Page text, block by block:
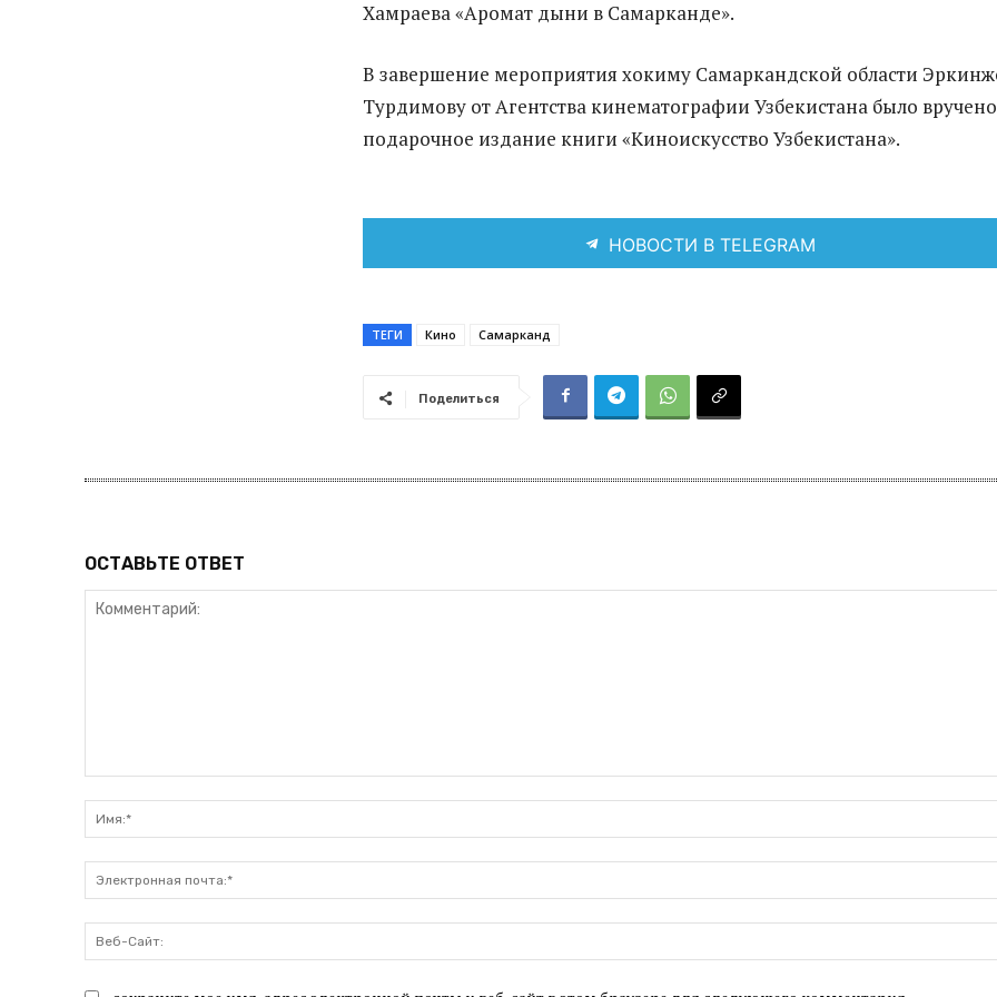
Хамраева «Аромат дыни в Самарканде».
В завершение мероприятия хокиму Самаркандской области
Турдимову от Агентства кинематографии Узбекистана было вручено
подарочное издание книги «Киноискусство Узбекистана».
НОВОСТИ В TELEGRAM
ТЕГИ Кино Самарканд
Поделиться
ОСТАВЬТЕ ОТВЕТ